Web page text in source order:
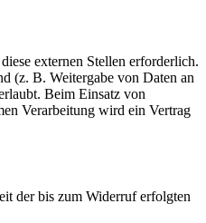
externen Stellen erforderlich.
(z. B. Weitergabe von Daten an
Beim Einsatz von
Verarbeitung wird ein Vertrag
der bis zum Widerruf erfolgten